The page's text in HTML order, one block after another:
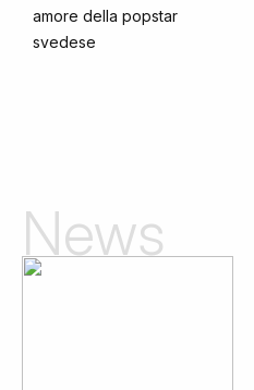
amore della popstar
svedese
News